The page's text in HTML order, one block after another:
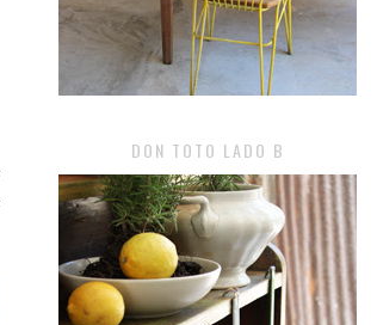
DON TOTO LADO B